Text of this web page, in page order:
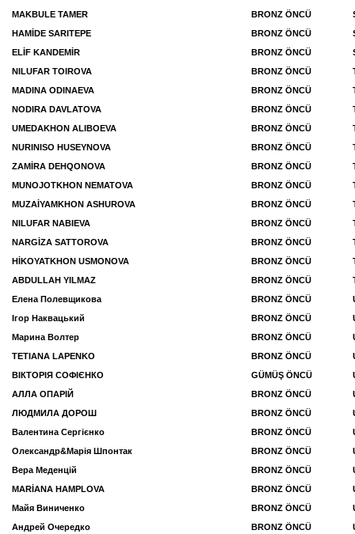
MAKBULE TAMER
BRONZ ÖNCÜ
HAMİDE SARITEPE
BRONZ ÖNCÜ
ELİF KANDEMİR
BRONZ ÖNCÜ
NILUFAR TOIROVA
BRONZ ÖNCÜ
MADINA ODINAEVA
BRONZ ÖNCÜ
NODIRA DAVLATOVA
BRONZ ÖNCÜ
UMEDAKHON ALIBOEVA
BRONZ ÖNCÜ
NURINISO HUSEYNOVA
BRONZ ÖNCÜ
ZAMİRA DEHQONOVA
BRONZ ÖNCÜ
MUNOJOTKHON NEMATOVA
BRONZ ÖNCÜ
MUZAİYAMKHON ASHUROVA
BRONZ ÖNCÜ
NILUFAR NABIEVA
BRONZ ÖNCÜ
NARGİZA SATTOROVA
BRONZ ÖNCÜ
HİKOYATKHON USMONOVA
BRONZ ÖNCÜ
ABDULLAH YILMAZ
BRONZ ÖNCÜ
Елена Полевщикова
BRONZ ÖNCÜ
Ігор Наквацький
BRONZ ÖNCÜ
Марина Волтер
BRONZ ÖNCÜ
TETIANA LAPENKO
BRONZ ÖNCÜ
ВІКТОРІЯ СОФІЄНКО
GÜMÜŞ ÖNCÜ
АЛЛА ОПАРIЙ
BRONZ ÖNCÜ
ЛЮДМИЛА ДОРОШ
BRONZ ÖNCÜ
Валентина Сергієнко
BRONZ ÖNCÜ
Олександр&Марія Шпонтак
BRONZ ÖNCÜ
Вера Меденцій
BRONZ ÖNCÜ
MARİANA HAMPLOVA
BRONZ ÖNCÜ
Майя Виниченко
BRONZ ÖNCÜ
Андрей Очередко
BRONZ ÖNCÜ